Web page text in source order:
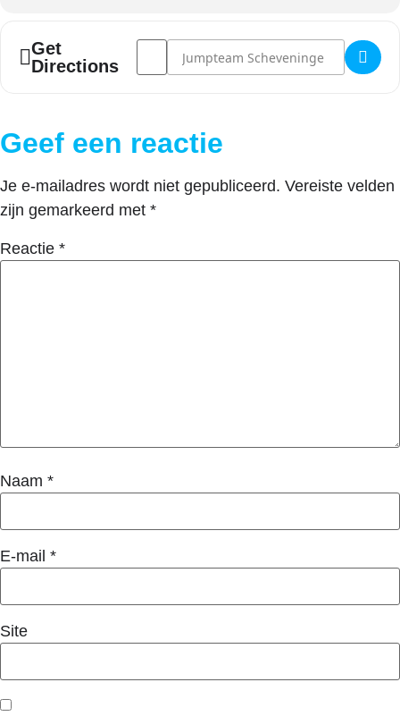
Get
Directions
Address - Quatro Competitie - dag 1 van 3
Destination Address - Quatro
Geef een reactie
Je e-mailadres wordt niet gepubliceerd. Vereiste velden
zijn gemarkeerd met *
Reactie *
Naam *
E-mail *
Site